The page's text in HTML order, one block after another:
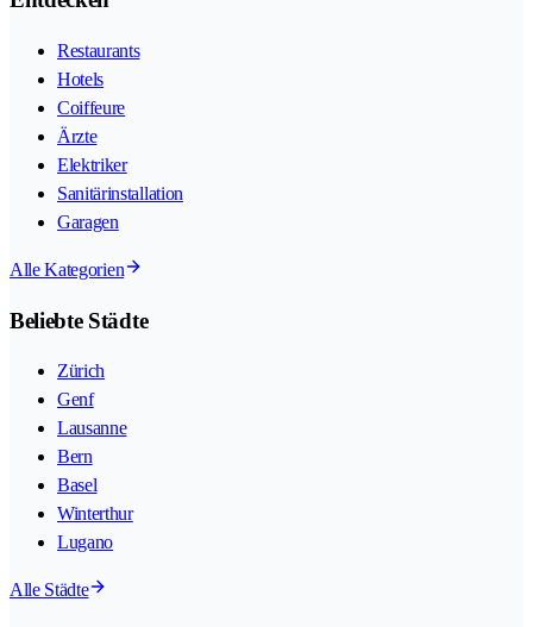
Restaurants
Hotels
Coiffeure
Ärzte
Elektriker
Sanitärinstallation
Garagen
Alle Kategorien
Beliebte Städte
Zürich
Genf
Lausanne
Bern
Basel
Winterthur
Lugano
Alle Städte